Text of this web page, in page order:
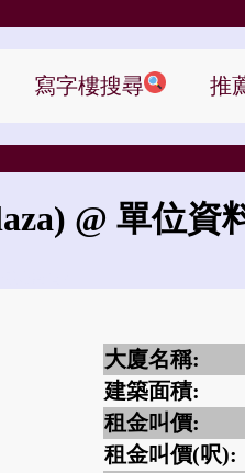
寫字樓搜尋 推
@ 單位資
大廈名稱:
建築面積:
租金叫價:
租金叫價(呎):